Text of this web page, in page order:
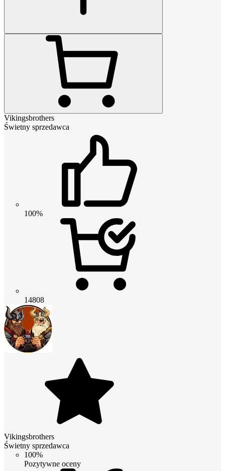
Vikingsbrothers
Świetny sprzedawca
100%
14808
Vikingsbrothers
Świetny sprzedawca
100%
Pozytywne oceny